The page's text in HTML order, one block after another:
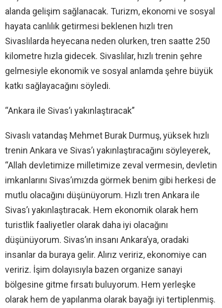
alanda gelişim sağlanacak. Turizm, ekonomi ve sosyal
hayata canlılık getirmesi beklenen hızlı tren
Sivaslılarda heyecana neden olurken, tren saatte 250
kilometre hızla gidecek. Sivaslılar, hızlı trenin şehre
gelmesiyle ekonomik ve sosyal anlamda şehre büyük
katkı sağlayacağını söyledi.
“Ankara ile Sivas’ı yakınlaştıracak”
Sivaslı vatandaş Mehmet Burak Durmuş, yüksek hızlı
trenin Ankara ve Sivas’ı yakınlaştıracağını söyleyerek,
“Allah devletimize milletimize zeval vermesin, devletin
imkanlarını Sivas’ımızda görmek benim gibi herkesi de
mutlu olacağını düşünüyorum. Hızlı tren Ankara ile
Sivas’ı yakınlaştıracak. Hem ekonomik olarak hem
turistlik faaliyetler olarak daha iyi olacağını
düşünüyorum. Sivas’ın insanı Ankara’ya, oradaki
insanlar da buraya gelir. Alırız veririz, ekonomiye can
veririz. İşim dolayısıyla bazen organize sanayi
bölgesine gitme fırsatı buluyorum. Hem yerleşke
olarak hem de yapılanma olarak bayağı iyi tertiplenmiş.